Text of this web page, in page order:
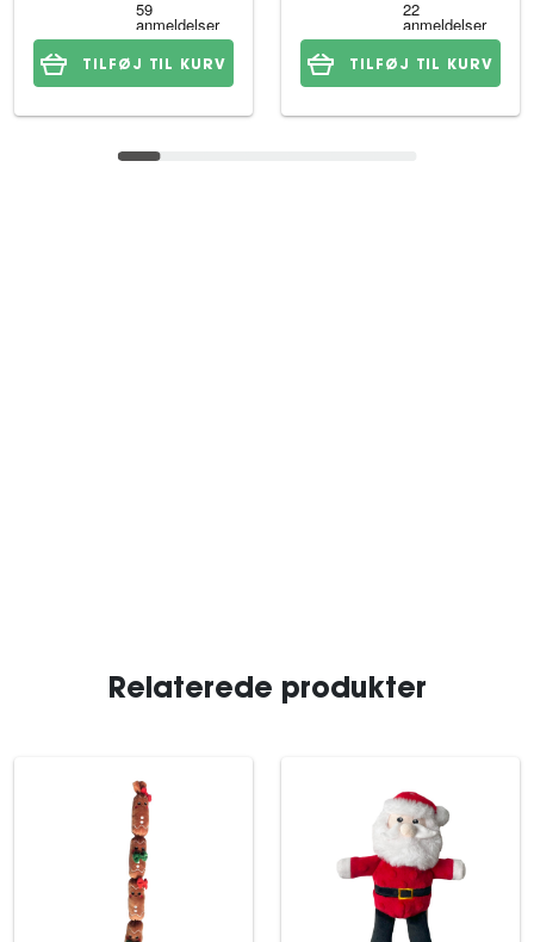
TILFØJ TIL KURV TILFØJ TIL KURV
Relaterede produkter